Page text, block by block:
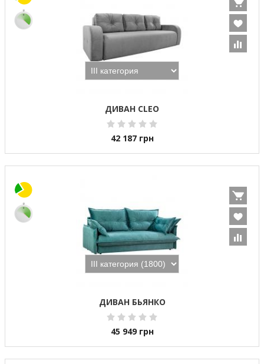
ДИВАН CLEO
42 187 грн
ДИВАН БЬЯНКО
45 949 грн